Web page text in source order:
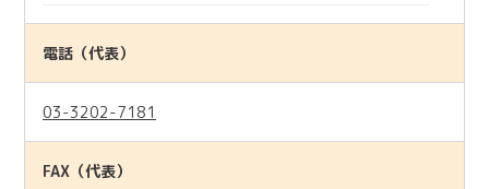
電話（代表）
03-3202-7181
FAX（代表）